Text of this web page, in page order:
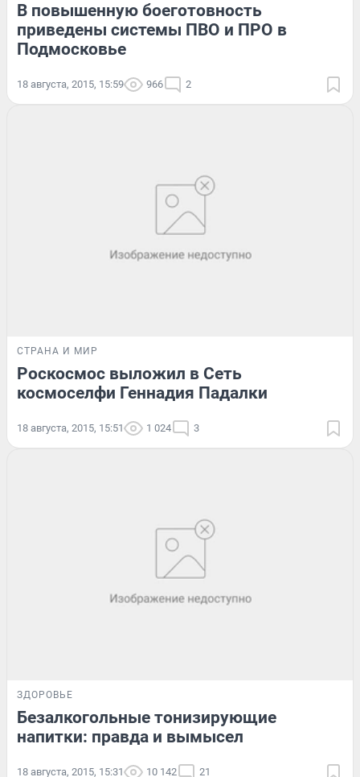
В повышенную боеготовность
приведены системы ПВО и ПРО в
Подмосковье
18 августа, 2015, 15:59 966 2
СТРАНА И МИР
Роскосмос выложил в Сеть
космоселфи Геннадия Падалки
18 августа, 2015, 15:51 1 024 3
ЗДОРОВЬЕ
Безалкогольные тонизирующие
напитки: правда и вымысел
18 августа, 2015, 15:31 10 142 21